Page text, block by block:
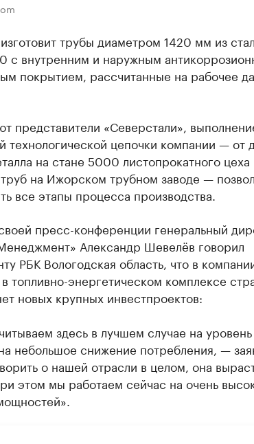
трубы диаметром 1420 мм из
с внутренним и наружным
покрытием, рассчитанные на рабочее
представители «Северстали»,
технологической цепочки компании — от
на стане 5000 листопрокатного
труб на Ижорском трубном заводе —
все этапы процесса производства.
пресс-конференции генеральный
Александр Шевелёв говорил
РБК Вологодская область, что в
топливно-энергетическом комплексе
новых крупных инвестпроектов:
здесь в лучшем случае на
небольшое снижение потребления, —
о нашей отрасли в целом, она
этом мы работаем сейчас на очень